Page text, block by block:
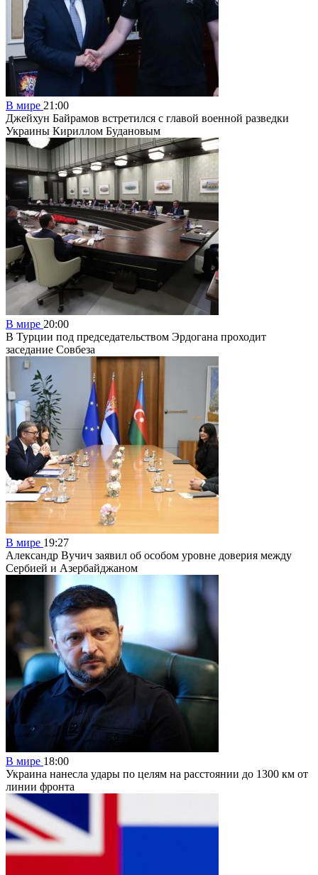
В мире 21:00
Джейхун Байрамов встретился с главой военной разведки
Украины Кириллом Будановым
В мире 20:00
В Турции под председательством Эрдогана проходит
заседание Совбеза
В мире 19:27
Александр Вучич заявил об особом уровне доверия между
Сербией и Азербайджаном
В мире 18:00
Украина нанесла удары по целям на расстоянии до 1300 км от
линии фронта